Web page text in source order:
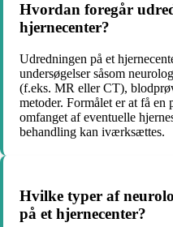
Hvordan foregår
hjernecenter?
Udredningen på et
undersøgelser såsom
(f.eks. MR eller CT),
metoder. Formålet er at få
omfanget af eventuelle
behandling kan iværksættes.
Hvilke typer af
på et hjernecenter?